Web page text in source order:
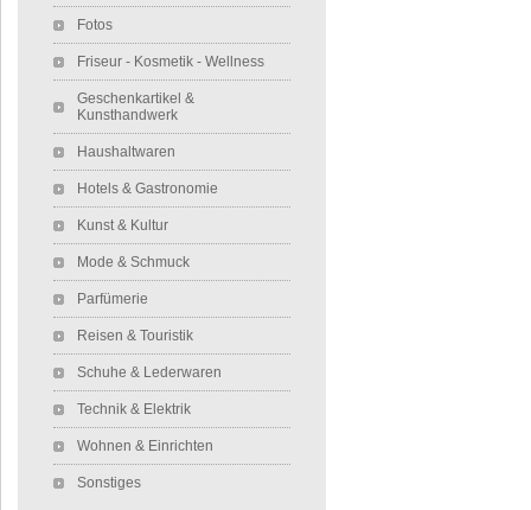
Fotos
Friseur - Kosmetik - Wellness
Geschenkartikel &
Kunsthandwerk
Haushaltwaren
Hotels & Gastronomie
Kunst & Kultur
Mode & Schmuck
Parfümerie
Reisen & Touristik
Schuhe & Lederwaren
Technik & Elektrik
Wohnen & Einrichten
Sonstiges